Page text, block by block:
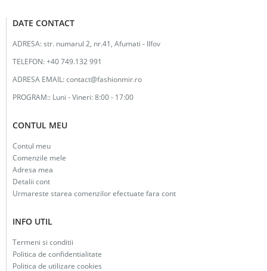
DATE CONTACT
ADRESA:str. numarul 2, nr.41, Afumati - Ilfov
TELEFON:+40 749.132 991
ADRESA EMAIL:contact@fashionmir.ro
PROGRAM:: Luni - Vineri: 8:00 - 17:00
CONTUL MEU
Contul meu
Comenzile mele
Adresa mea
Detalii cont
Urmareste starea comenzilor efectuate fara cont
INFO UTIL
Termeni si conditii
Politica de confidentialitate
Politica de utilizare cookies